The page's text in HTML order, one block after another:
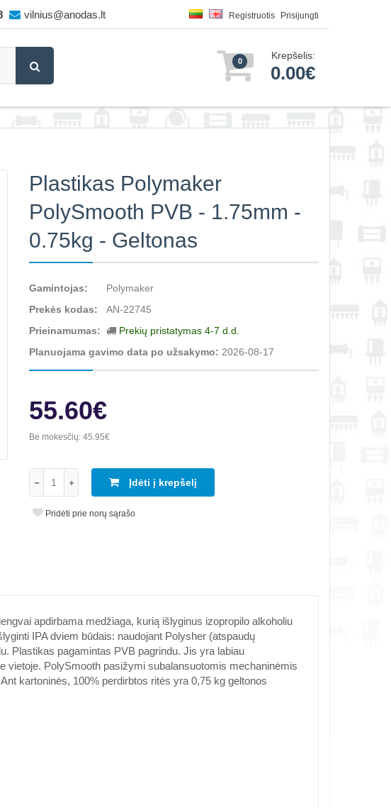
vilnius@anodas.lt Registruotis Prisijungti
0 Krepšelis:
0.00€
Plastikas Polymaker
PolySmooth PVB - 1.75mm -
0.75kg - Geltonas
Gamintojas:
Polymaker
Prekės kodas:
AN-22745
Prieinamumas:
Prekių pristatymas 4-7 d.d.
Planuojama gavimo data po užsakymo: 2026-08-17
55.60€
Be mokesčių:45.95€
Įdėti į krepšelį
Pridėti prie norų sąrašo
apdirbama medžiaga, kurią išlyginus izopropilo alkoholiu
IPA dviem būdais: naudojant Polysher (atspaudų
Plastikas pagamintas PVB pagrindu. Jis yra labiau
vietoje. PolySmooth pasižymi subalansuotomis mechaninėmis
kartoninės, 100% perdirbtos ritės yra 0,75 kg geltonos